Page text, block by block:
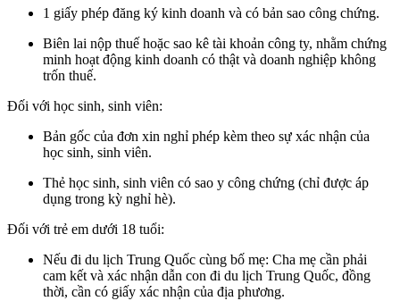
1 giấy phép đăng ký kinh doanh và có bản sao công chứng.
Biên lai nộp thuế hoặc sao kê tài khoản công ty, nhằm chứng
minh hoạt động kinh doanh có thật và doanh nghiệp không
trốn thuế.
Đối với học sinh, sinh viên:
Bản gốc của đơn xin nghỉ phép kèm theo sự xác nhận của
học sinh, sinh viên.
Thẻ học sinh, sinh viên có sao y công chứng (chỉ được áp
dụng trong kỳ nghỉ hè).
Đối với trẻ em dưới 18 tuổi:
Nếu đi du lịch Trung Quốc cùng bố mẹ: Cha mẹ cần phải
cam kết và xác nhận dẫn con đi du lịch Trung Quốc, đồng
thời, cần có giấy xác nhận của địa phương.